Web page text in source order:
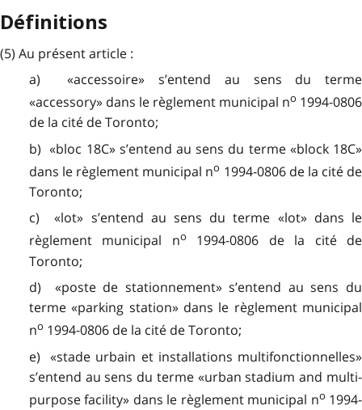
Définitions
(5) Au présent article :
a) «accessoire» s’entend au sens du terme
«accessory» dans le règlement municipal no 1994-0806
de la cité de Toronto;
b) «bloc 18C» s’entend au sens du terme «block 18C»
dans le règlement municipal no 1994-0806 de la cité de
Toronto;
c) «lot» s’entend au sens du terme «lot» dans le
règlement municipal no
1994-0806 de la cité de
Toronto;
d) «poste de stationnement» s’entend au sens du
terme «parking station» dans le règlement municipal
no 1994-0806 de la cité de Toronto;
e) «stade urbain et installations multifonctionnelles»
s’entend au sens du terme «urban stadium and multi-
purpose facility» dans le règlement municipal no 1994-